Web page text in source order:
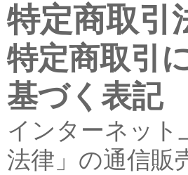
特定商取引
特定商取引
基づく表記
インターネット
法律」の通信販